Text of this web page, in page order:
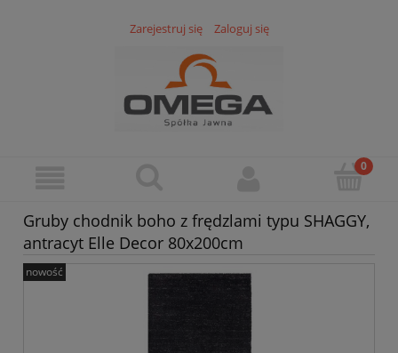
Zarejestruj się Zaloguj się
Gruby chodnik boho z frędzlami typu SHAGGY,
antracyt Elle Decor 80x200cm
nowość